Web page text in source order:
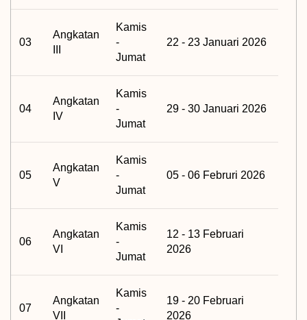
03
Angkatan
Kamis
-
Jumat
22 - 23 Januari 2026
04
Angkatan
IV
Kamis
-
Jumat
29 - 30 Januari 2026
05
Angkatan
V
Kamis
-
Jumat
05 - 06 Februri 2026
06
Angkatan
VI
Kamis
-
Jumat
12 - 13 Februari
2026
07
Angkatan
VII
Kamis
-
19 - 20 Februari
2026